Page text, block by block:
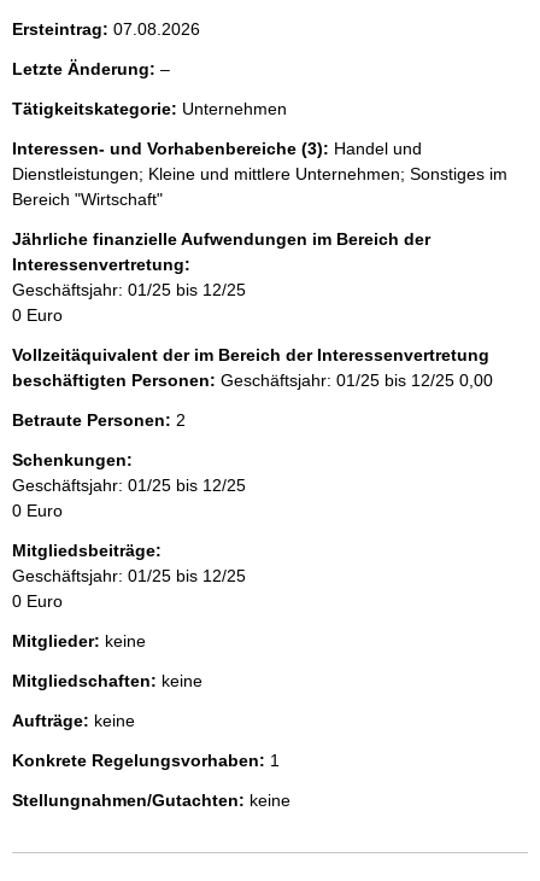
Ersteintrag: 07.08.2026
Letzte Änderung: –l
e
r
Tätigkeitskategorie: Unternehmen
Interessen- und Vorhabenbereiche (3): Handel und
Dienstleistungen; Kleine und mittlere Unternehmen; Sonstiges im
Bereich "Wirtschaft"
Jährliche finanzielle Aufwendungen im Bereich der
Interessenvertretung:
Geschäftsjahr: 01/25 bis 12/25
0 Euro
Vollzeitäquivalent der im Bereich der Interessenvertretung
beschäftigten Personen: Geschäftsjahr: 01/25 bis 12/25 0,00
Betraute Personen: 2
Schenkungen:
Geschäftsjahr: 01/25 bis 12/25
0 Euro
Mitgliedsbeiträge:
Geschäftsjahr: 01/25 bis 12/25
0 Euro
Mitglieder: keine
Mitgliedschaften: keine
Aufträge: keine
Konkrete Regelungsvorhaben: 1
Stellungnahmen/Gutachten: keine